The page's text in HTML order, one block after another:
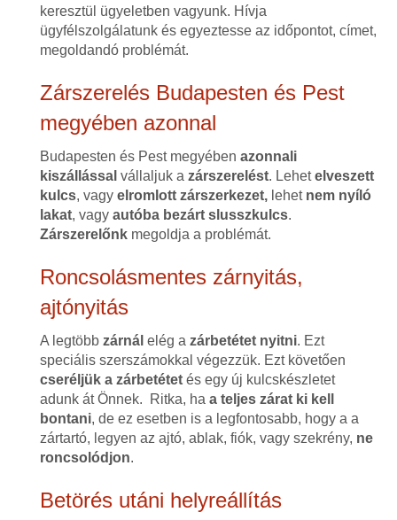
keresztül ügyeletben vagyunk. Hívja
ügyfélszolgálatunk és egyeztesse az időpontot, címet,
megoldandó problémát.
Zárszerelés Budapesten és Pest
megyében azonnal
Budapesten és Pest megyében azonnali
kiszállással vállaljuk a zárszerelést. Lehetelveszett
kulcs, vagyelromlott zárszerkezet,lehet nem nyíló
lakat, vagy autóba bezárt slusszkulcs.
Zárszerelőnkmegoldja a problémát.
Roncsolásmentes zárnyitás,
ajtónyitás
A legtöbb zárnál elég a zárbetétet nyitni. Ezt
speciális szerszámokkal végezzük. Ezt követően
cseréljük a zárbetétetés egy új kulcskészletet
adunk át Önnek. Ritka, ha a teljes zárat ki kell
bontani, de ez esetben is a legfontosabb, hogy a a
zártartó, legyen az ajtó, ablak, fiók, vagy szekrény, ne
roncsolódjon.
Betörés utáni helyreállítás